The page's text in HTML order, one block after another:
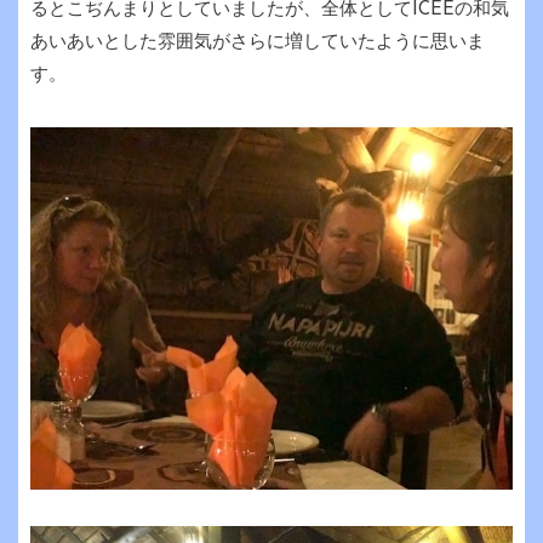
るとこぢんまりとしていましたが、全体としてICEEの和気
あいあいとした雰囲気がさらに増していたように思いま
す。